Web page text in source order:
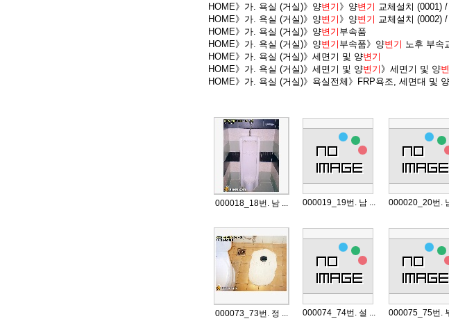
HOME》가. 욕실 (거실)》양변기 》양변기 교체설치 (0001)
HOME》가. 욕실 (거실)》양변기 》양변기 교체설치 (0002)
HOME》가. 욕실 (거실)》양변기 부속품
HOME》가. 욕실 (거실)》양변기 부속품》양변기 노후 부속
HOME》가. 욕실 (거실)》세면기 및 양변기
HOME》가. 욕실 (거실)》세면기 및 양변기 》세면기 및 양
HOME》가. 욕실 (거실)》욕실전체》FRP욕조, 세면대 및 양
000018_18번. 남 ... 000019_19번. 남 ... 000020_20번.
000073_73번. 정 ... 000074_74번. 설 ... 000075_75번.